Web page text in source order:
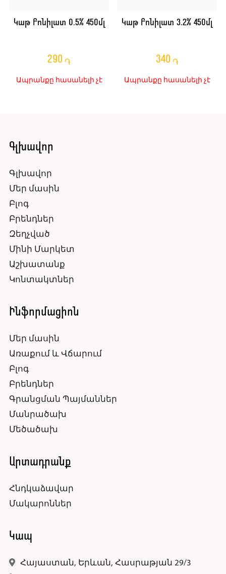
Կաթ Բոնիլատ 0.5% 450մլ
290 ֏
Ապրանքը հասանելի չէ
Կաթ Բոնիլատ 3.2% 450մլ
340 ֏
Ապրանքը հասանելի չէ
Գլխավոր
Գլխավոր
Մեր մասին
Բլոգ
Բրենդներ
Զեղչված
Մինի Մարկետ
Աշխատանք
Կոնտակտներ
Ինֆորմացիոն
Մեր մասին
Առաքում և Վճարում
Բլոգ
Բրենդներ
Գրանցման Պայմաններ
Մանրածախ
Մեծածախ
Արտադրանք
Հնդկաձավար
Մակարոններ
Կապ
Հայաստան, Երևան, Հասրաթյան 29/3